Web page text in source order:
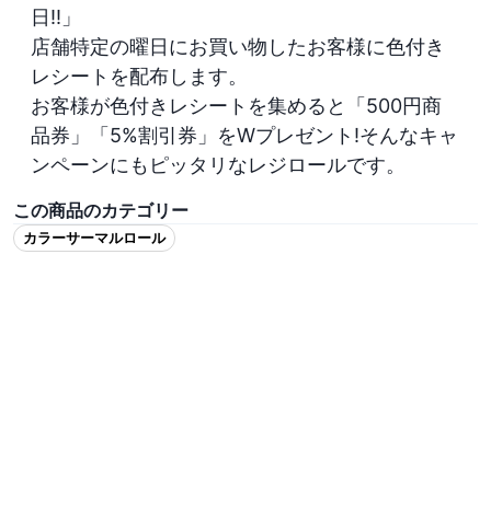
日!!」
店舗特定の曜日にお買い物したお客様に色付き
レシートを配布します。
お客様が色付きレシートを集めると「500円商
品券」「5%割引券」をWプレゼント!そんなキャ
この商品のカテゴリー
カラーサーマルロール